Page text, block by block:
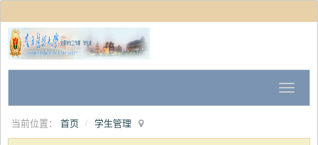
当前位置： 首页 学生管理